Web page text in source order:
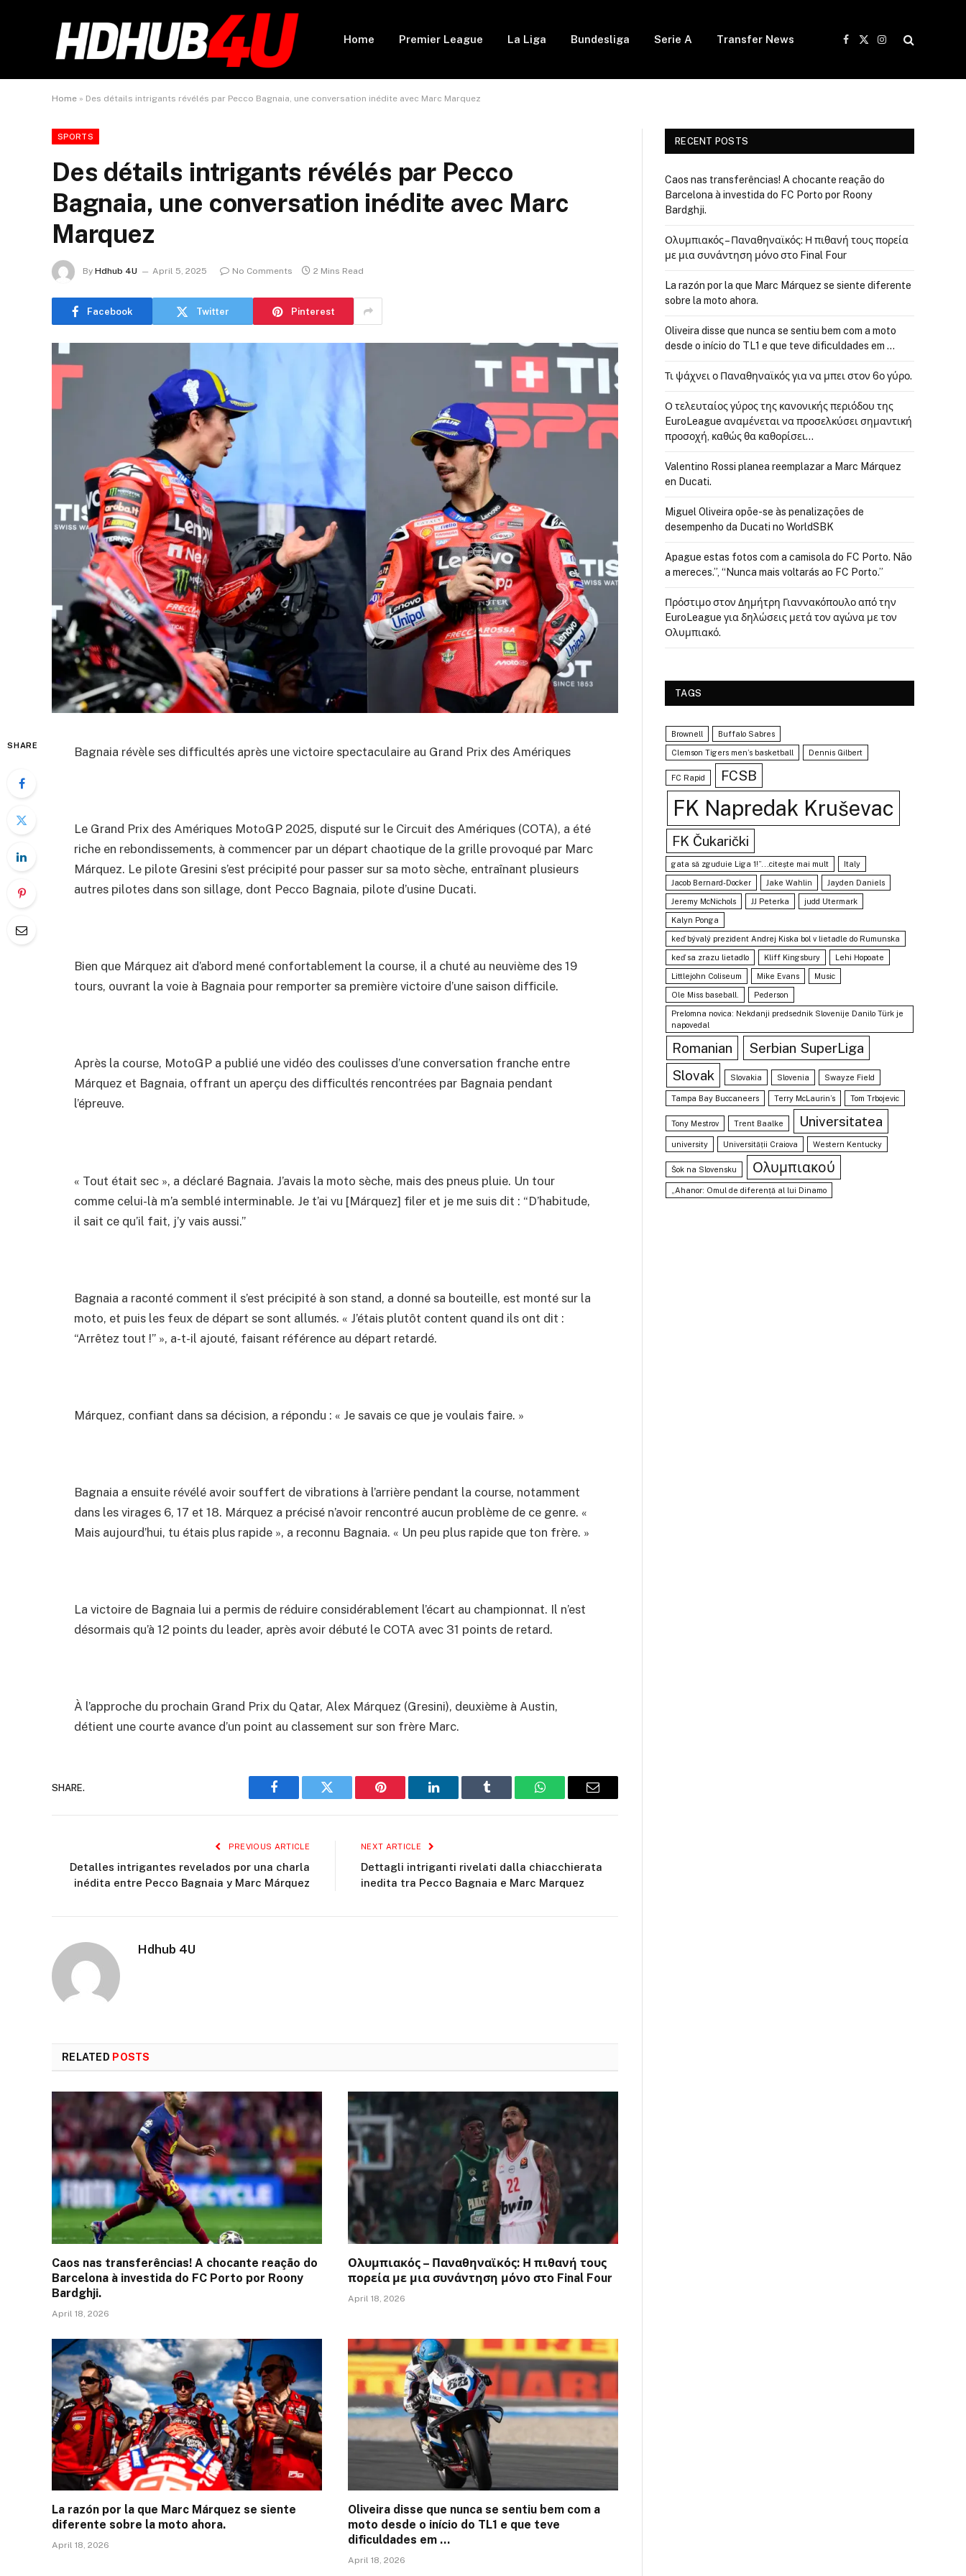
Home Premier League La Liga Bundesliga Serie A Transfer News
Facebook
X
Instagram
Home » Des détails intrigants révélés par Pecco Bagnaia, une conversation inédite avec Marc Marquez
SPORTS
Des détails intrigants révélés par Pecco
Bagnaia, une conversation inédite avec Marc
Marquez
By Hdhub 4U April 5, 2025 No Comments 2 Mins Read
Facebook Twitter Pinterest
SHARE Bagnaia révèle ses difficultés après une victoire spectaculaire au Grand Prix des Amériques
Le Grand Prix des Amériques MotoGP 2025, disputé sur le Circuit des Amériques (COTA), a été
riche en rebondissements, à commencer par un départ chaotique de la grille provoqué par Marc
Márquez. Le pilote Gresini s’est précipité pour passer sur sa moto sèche, entraînant plusieurs
autres pilotes dans son sillage, dont Pecco Bagnaia, pilote d’usine Ducati.
Bien que Márquez ait d’abord mené confortablement la course, il a chuté au neuvième des 19
tours, ouvrant la voie à Bagnaia pour remporter sa première victoire d’une saison difficile.
Après la course, MotoGP a publié une vidéo des coulisses d’une conversation franche entre
Márquez et Bagnaia, offrant un aperçu des difficultés rencontrées par Bagnaia pendant
l’épreuve.
« Tout était sec », a déclaré Bagnaia. J’avais la moto sèche, mais des pneus pluie. Un tour
comme celui-là m’a semblé interminable. Je t’ai vu [Márquez] filer et je me suis dit : “D’habitude,
il sait ce qu’il fait, j’y vais aussi.”
Bagnaia a raconté comment il s’est précipité à son stand, a donné sa bouteille, est monté sur la
moto, et puis les feux de départ se sont allumés. « J’étais plutôt content quand ils ont dit :
“Arrêtez tout !” », a-t-il ajouté, faisant référence au départ retardé.
Márquez, confiant dans sa décision, a répondu : « Je savais ce que je voulais faire. »
Bagnaia a ensuite révélé avoir souffert de vibrations à l’arrière pendant la course, notamment
dans les virages 6, 17 et 18. Márquez a précisé n’avoir rencontré aucun problème de ce genre. «
Mais aujourd’hui, tu étais plus rapide », a reconnu Bagnaia. « Un peu plus rapide que ton frère. »
La victoire de Bagnaia lui a permis de réduire considérablement l’écart au championnat. Il n’est
désormais qu’à 12 points du leader, après avoir débuté le COTA avec 31 points de retard.
À l’approche du prochain Grand Prix du Qatar, Alex Márquez (Gresini), deuxième à Austin,
détient une courte avance d’un point au classement sur son frère Marc.
SHARE.
Facebook Twitter Pinterest LinkedIn Tumblr WhatsAppEmail
PREVIOUS ARTICLE
Detalles intrigantes revelados por una charla
inédita entre Pecco Bagnaia y Marc Márquez
NEXT ARTICLE
Dettagli intriganti rivelati dalla chiacchierata
inedita tra Pecco Bagnaia e Marc Marquez
Hdhub 4U
RELATED POSTS
Caos nas transferências! A chocante reação do
Barcelona à investida do FC Porto por Roony
Bardghji.
April 18, 2026
Ολυμπιακός – Παναθηναϊκός: Η πιθανή τους
πορεία με μια συνάντηση μόνο στο Final Four
April 18, 2026
La razón por la que Marc Márquez se siente
diferente sobre la moto ahora.
April 18, 2026
Oliveira disse que nunca se sentiu bem com a
moto desde o início do TL1 e que teve
dificuldades em …
April 18, 2026
RECENT POSTS
Caos nas transferências! A chocante reação do
Barcelona à investida do FC Porto por Roony
Bardghji.
Ολυμπιακός – Παναθηναϊκός: Η πιθανή τους πορεία
με μια συνάντηση μόνο στο Final Four
La razón por la que Marc Márquez se siente diferente
sobre la moto ahora.
Oliveira disse que nunca se sentiu bem com a moto
desde o início do TL1 e que teve dificuldades em …
Τι ψάχνει ο Παναθηναϊκός για να μπει στον 6ο γύρο.
Ο τελευταίος γύρος της κανονικής περιόδου της
EuroLeague αναμένεται να προσελκύσει σημαντική
προσοχή, καθώς θα καθορίσει…
Valentino Rossi planea reemplazar a Marc Márquez
en Ducati.
Miguel Oliveira opõe-se às penalizações de
desempenho da Ducati no WorldSBK
Apague estas fotos com a camisola do FC Porto. Não
a mereces.”, “Nunca mais voltarás ao FC Porto.”
Πρόστιμο στον Δημήτρη Γιαννακόπουλο από την
EuroLeague για δηλώσεις μετά τον αγώνα με τον
Ολυμπιακό.
TAGS
Brownell Buffalo Sabres
Clemson Tigers men’s basketball Dennis Gilbert
FC Rapid FCSB
FK Napredak Kruševac
FK Čukarički
gata să zguduie Liga 1!”...citește mai mult Italy
Jacob Bernard-Docker Jake Wahlin Jayden Daniels
Jeremy McNichols JJ Peterka judd Utermark
Kalyn Ponga
keď bývalý prezident Andrej Kiska bol v lietadle do Rumunska
keď sa zrazu lietadlo Kliff Kingsbury Lehi Hopoate
Littlejohn Coliseum Mike Evans Music
Ole Miss baseball. Pederson
Prelomna novica: Nekdanji predsednik Slovenije Danilo Türk je
napovedal
Romanian
Serbian SuperLiga
Slovak
Slovakia Slovenia Swayze Field
Tampa Bay Buccaneers Terry McLaurin’s Tom Trbojevic
Tony Mestrov Trent Baalke Universitatea
university Universității Craiova Western Kentucky
Šok na Slovensku Ολυμπιακού
„Ahanor: Omul de diferență al lui Dinamo